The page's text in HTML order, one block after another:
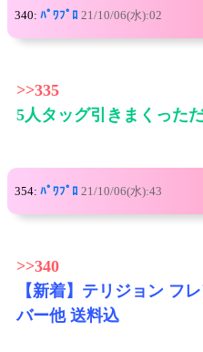
340: ﾊﾟﾜﾌﾟﾛ 21/10/06(水):02
>>335
5人タッグ引きまくった
354: ﾊﾟﾜﾌﾟﾛ 21/10/06(水):43
>>340
【新着】テリジョン フ
バー他 送料込